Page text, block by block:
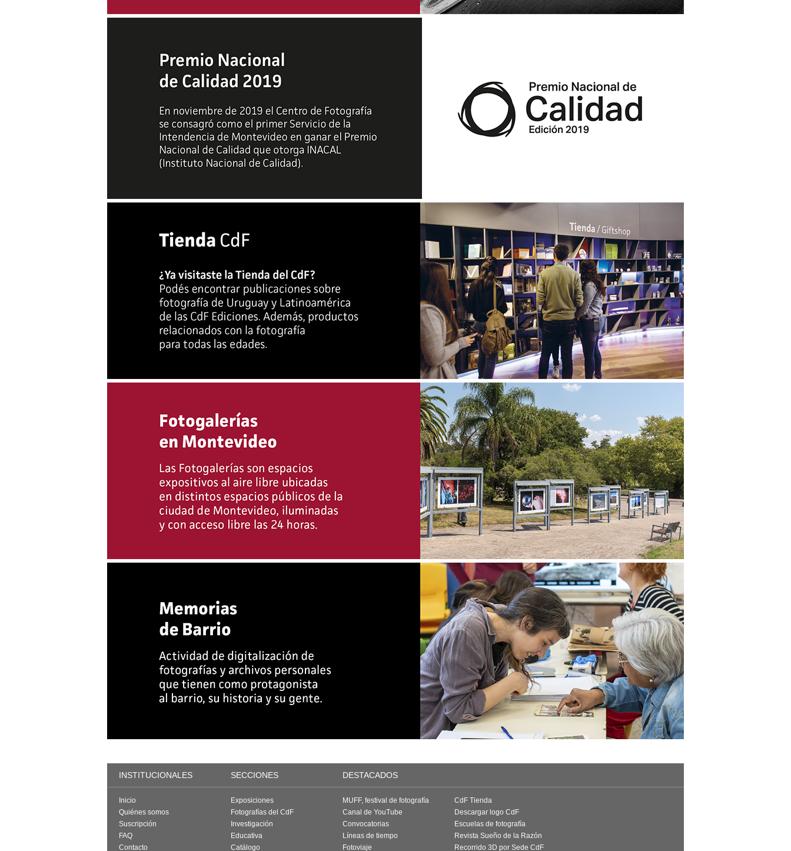
INSTITUCIONALES SECCIONES DESTACADOS
Inicio
Quiénes somos
Suscripción
FAQ
Contacto
Exposiciones
Fotografías del CdF
Investigación
Educativa
Catálogo
MUFF, festival de fotografía
Canal de YouTube
Convocatorias
Líneas de tiempo
Fotoviaje
CdF Tienda
Descargar logo CdF
Escuelas de fotografía
Revista Sueño de la Razón
Recorrido 3D por Sede CdF